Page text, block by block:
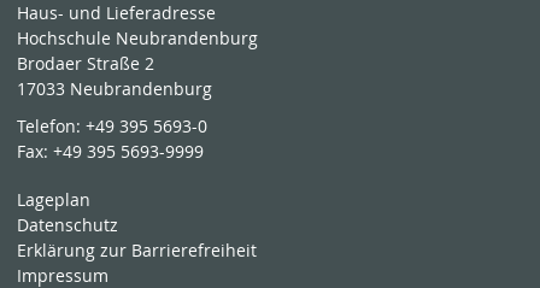
Haus- und Lieferadresse
Hochschule Neubrandenburg
Brodaer Straße 2
17033 Neubrandenburg
Telefon:+49 395 5693-0
Fax:+49 395 5693-9999
Lageplan
Datenschutz
Erklärung zur Barrierefreiheit
Impressum